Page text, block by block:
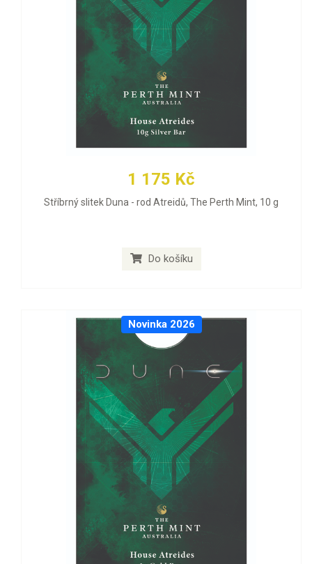
1 175 Kč
Stříbrný slitek Duna - rod Atreidů, The Perth Mint, 10 g
Do košíku
Novinka 2026